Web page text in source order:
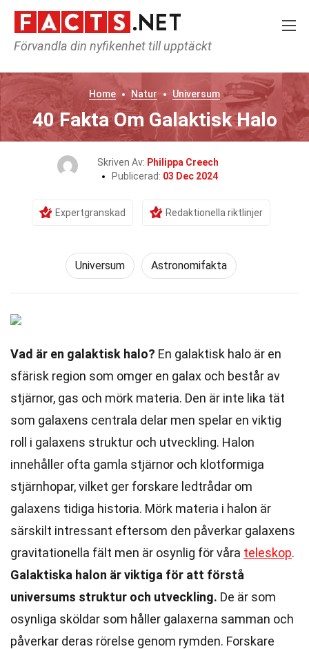
Förvandla din nyfikenhet till upptäckt
Home Natur Universum
40 Fakta Om Galaktisk Halo
Skriven Av: Philippa Creech
Publicerad: 03 Dec 2024
Expertgranskad Redaktionella riktlinjer
Universum Astronomifakta
Vad är en galaktisk halo? En galaktisk halo är en
sfärisk region som omger en galax och består av
stjärnor, gas och mörk materia. Den är inte lika tät
som galaxens centrala delar men spelar en viktig
roll i galaxens struktur och utveckling. Halon
innehåller ofta gamla stjärnor och klotformiga
stjärnhopar, vilket ger forskare ledtrådar om
galaxens tidiga historia. Mörk materia i halon är
särskilt intressant eftersom den påverkar galaxens
gravitationella fält men är osynlig för våra teleskop.
Galaktiska halon är viktiga för att förstå
universums struktur och utveckling. De är som
osynliga sköldar som håller galaxerna samman och
påverkar deras rörelse genom rymden. Forskare